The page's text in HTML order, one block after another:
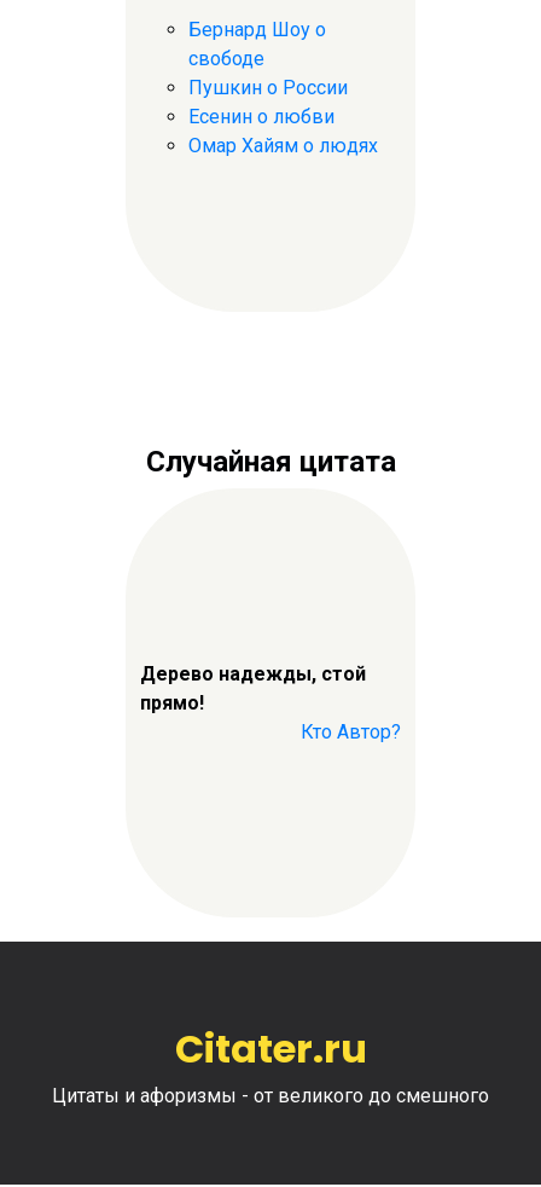
Бернард Шоу о
свободе
Пушкин о России
Есенин о любви
Омар Хайям о людях
Случайная цитата
Дерево надежды, стой
прямо!
Кто Автор?
Citater.ru
Цитаты и афоризмы - от великого до смешного